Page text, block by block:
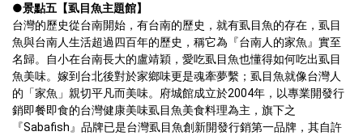
●景點五【虱目魚主題館】
台灣的歷史從台南開始，有台南的歷史，就有虱目魚的存在，虱目
魚與台南人生活超過四百年的歷史，稱它為『台南人的家魚』實至
名歸。自小在台南長大的盧靖穎，愛吃虱目魚也懂得如何吃出虱目
魚美味。嫁到台北後對於家鄉味更是魂牽夢繫；虱目魚就像台灣人
的「家魚」親切平凡而美味。府城館成立於2004年，以專業開發行
銷即餐即食的台灣健康美味虱目魚美食料理為主，旗下之
『Sabafish』品牌已是台灣虱目魚創新開發行銷第一品牌，其自許